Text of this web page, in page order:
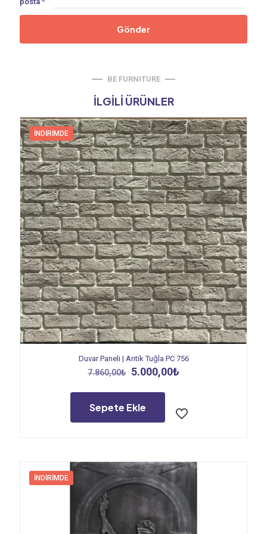
BE FURNITURE
İLGILI ÜRÜNLER
İNDIRIMDE
Duvar Paneli | Antik Tuğla PC 756
7.860,00₺ Orijinal
7.860,00₺.
5.000,00₺
Sepete Ekle
İNDIRIMDE